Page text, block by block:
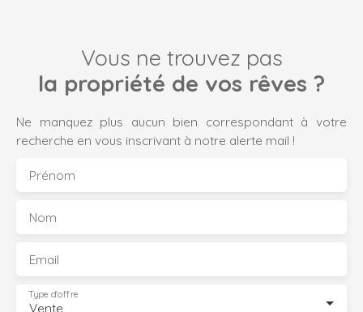
Vous ne trouvez pas
la propriété de vos rêves ?
Ne manquez plus aucun bien correspondant à votre
recherche en vous inscrivant à notre alerte mail !
Prénom
Nom
Email
Vente
Type d'offre